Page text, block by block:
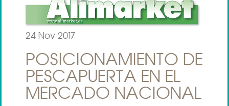
24 Nov 2017
POSICIONAMIENTO DE
PESCAPUERTA EN EL
MERCADO NACIONAL